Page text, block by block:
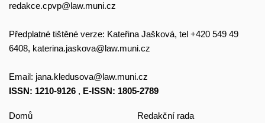
redakce.cpvp@law.muni.cz
Předplatné tištěné verze: Kateřina Jašková, tel +420 549 49
6408, katerina.jaskova@law.muni.cz
Email: jana.kledusova@law.muni.cz
ISSN: 1210-9126 , E-ISSN: 1805-2789
Domů
Redakční rada